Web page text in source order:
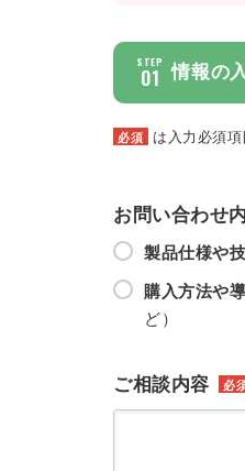
STEP
01 情報の
必須 は入力必須項
お問い合わせ
製品仕様や
購入方法や
ど）
ご相談内容 必